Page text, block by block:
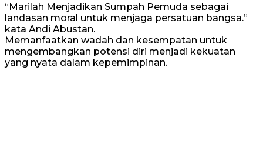
“Marilah Menjadikan Sumpah Pemuda sebagai
landasan moral untuk menjaga persatuan bangsa.”
kata Andi Abustan.
Memanfaatkan wadah dan kesempatan untuk
mengembangkan potensi diri menjadi kekuatan
yang nyata dalam kepemimpinan.